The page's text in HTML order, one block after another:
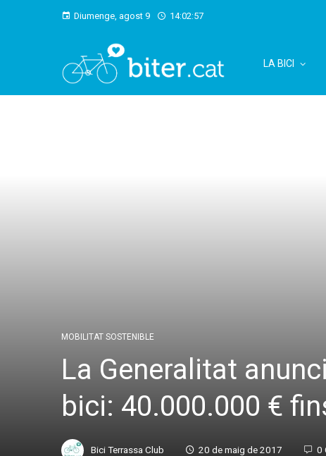
Diumenge, agost 9 14:02:58
LA BICI
MOBILITAT SOSTENIBLE
La Generalitat
bici: 40.000.000 €
Bici Terrassa Club 20 de maig de 2017 0